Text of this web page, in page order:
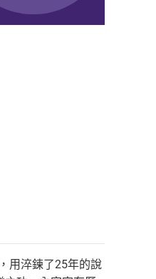
用淬鍊了25年的說